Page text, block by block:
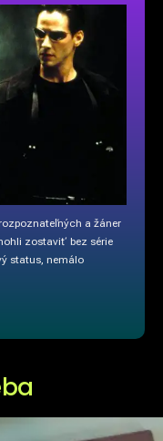
a žáner
zostaviť bez série
status, nemálo